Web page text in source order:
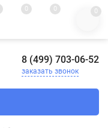
0 0 0
8 (499) 703-06-52
заказать звонок